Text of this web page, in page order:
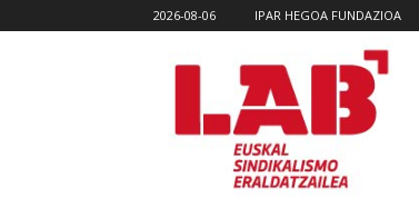
2026-08-06 IPAR HEGOA FUNDAZIOA